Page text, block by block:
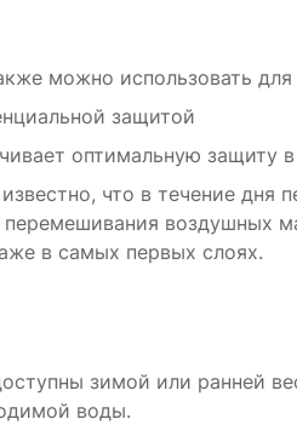
можно использовать
защитой
оптимальную защиту
что в течение
воздушных
в самых первых слоях.
зимой или ранней
воды.